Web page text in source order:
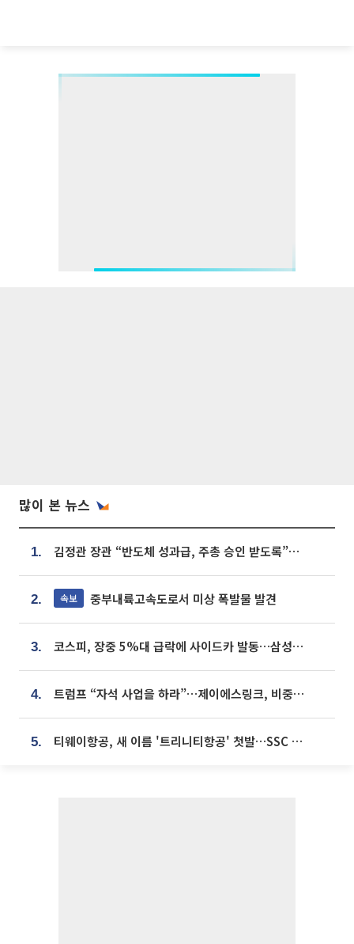
많이 본 뉴스
1. 김정관 장관 “반도체 성과급, 주총 승인 받도록”…상법·자본시장법 개정 시사
2. 속보 중부내륙고속도로서 미상 폭발물 발견
3. 코스피, 장중 5%대 급락에 사이드카 발동…삼성·SK 동반 폭락
4. 트럼프 “자석 사업을 하라”…제이에스링크, 비중국 영구자석 공급망 구축 속도
5. 티웨이항공, 새 이름 '트리니티항공' 첫발…SSC 전략 본격화